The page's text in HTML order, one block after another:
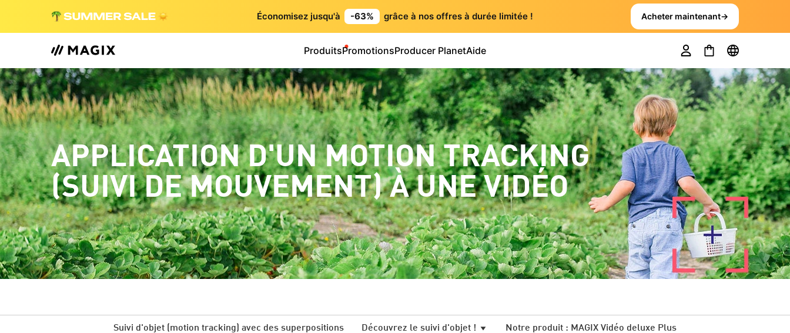
Économisez jusqu'à -63% grâce à nos offres à durée limitée ! Acheter maintenant→
ProduitsPromotionsProducer PlanetAide
APPLICATION D'UN MOTION TRACKING
(SUIVI DE MOUVEMENT) À UNE VIDÉO
Suivi d'objet (motion tracking) avec des superpositions Découvrez le suivi d'objet ! Notre produit : MAGIX Vidéo deluxe Plus